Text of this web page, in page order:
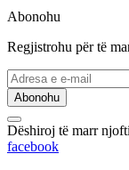
Abonohu
Regjistrohu për të
Abonohu
Dëshiroj të marr
facebook